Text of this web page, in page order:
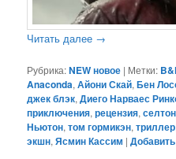
Читать далее →
Рубрика:NEW новое | Метки:
Anaconda,Айони Скай,Бен
джек блэк,Диего Нарваес
приключения,рецензия,
Ньютон,том гормикэн,триллер
экшн,Ясмин Кассим |